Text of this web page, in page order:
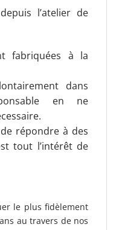
l’atelier de
fabriquées à la
dans
en ne
répondre à des
tout l’intérêt de
le plus fidèlement
au travers de nos